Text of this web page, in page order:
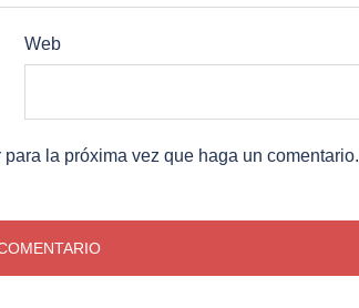
Web
la próxima vez que haga un comentario.